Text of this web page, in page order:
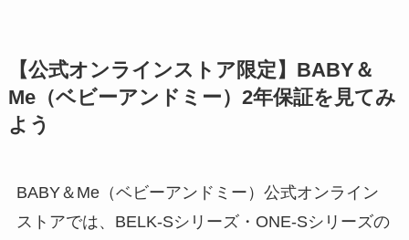
【公式オンラインストア限定】BABY＆
Me（ベビーアンドミー）2年保証を見てみ
よう
BABY＆Me（ベビーアンドミー）公式オンライン
ストアでは、BELK-Sシリーズ・ONE-Sシリーズの